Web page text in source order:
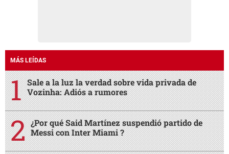
MÁS LEÍDAS
Sale a la luz la verdad sobre vida privada de
Vozinha: Adiós a rumores
¿Por qué Said Martínez suspendió partido de
Messi con Inter Miami ?